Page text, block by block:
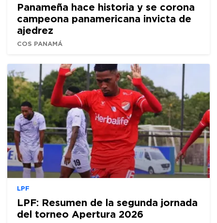
Panameña hace historia y se corona
campeona panamericana invicta de
ajedrez
COS PANAMÁ
LPF
LPF: Resumen de la segunda jornada
del torneo Apertura 2026